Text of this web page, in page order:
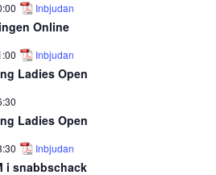
Inbjudan
Online
Inbjudan
Ladies Open
Ladies Open
Inbjudan
i snabbschack